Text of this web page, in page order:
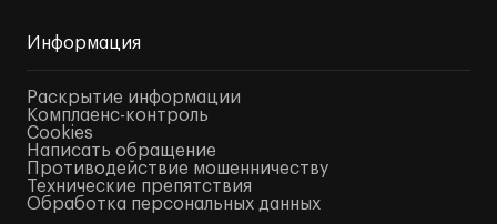
Информация
Раскрытие информации
Комплаенс-контроль
Cookies
Написать обращение
Противодействие мошенничеству
Технические препятствия
Обработка персональных данных